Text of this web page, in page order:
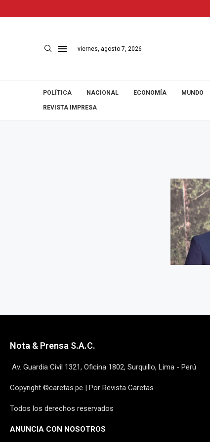
viernes, agosto 7, 2026
POLÍTICA NACIONAL ECONOMÍA MUNDO
REVISTA IMPRESA
Nota & Prensa S.A.C.
Av. Guardia Civil 1321, Oficina 1802, Surquillo, Lima - Perú
Copyright ©caretas.pe | Por Revista Caretas
Todos los derechos reservados
ANUNCIA CON NOSOTROS